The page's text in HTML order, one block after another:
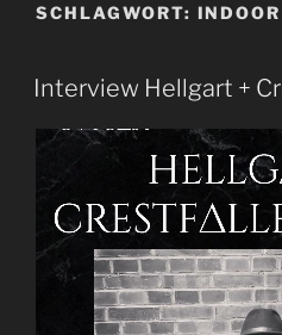
SCHLAGWORT:
Interview Hellgart +